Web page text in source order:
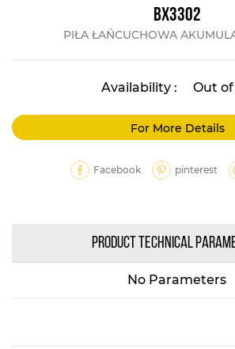
BX3302
PIŁA ŁAŃCUCHOWA
Availability : Out
For More Details
Facebook pinterest
PRODUCT TECHNICAL
No Parameters